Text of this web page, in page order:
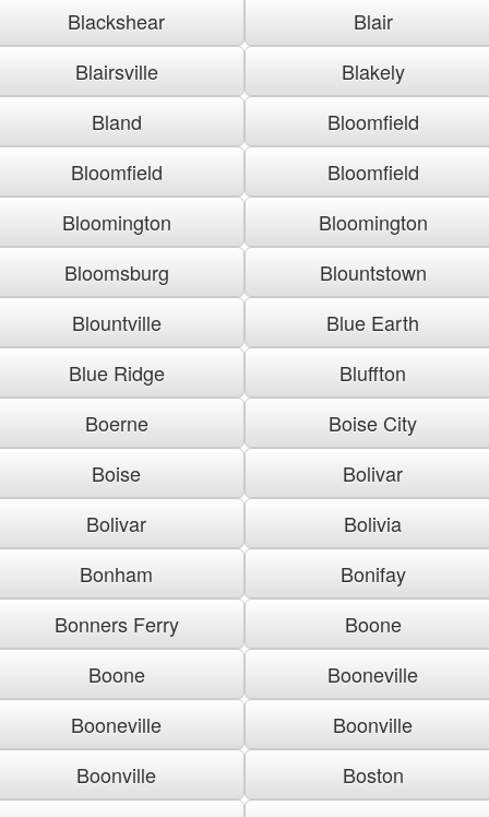
Blackshear
Blair
Blairsville
Blakely
Bland
Bloomfield
Bloomfield
Bloomfield
Bloomington
Bloomington
Bloomsburg
Blountstown
Blountville
Blue Earth
Blue Ridge
Bluffton
Boerne
Boise City
Boise
Bolivar
Bolivar
Bolivia
Bonham
Bonifay
Bonners Ferry
Boone
Boone
Booneville
Booneville
Boonville
Boonville
Boston